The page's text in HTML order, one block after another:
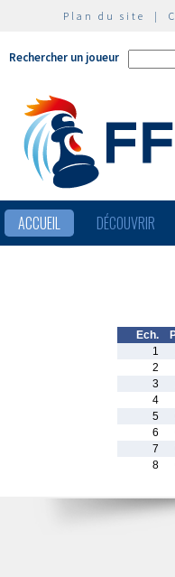
Plan du site |
Rechercher un joueur
ACCUEIL DÉCOUVRIR
Ech.
1
2
3
4
5
6
7
8